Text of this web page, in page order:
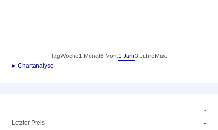
TagWoche1 Monat6 Mon.1 Jahr3 Jahre Max.
► Chartanalyse
-
Letzter Preis
-